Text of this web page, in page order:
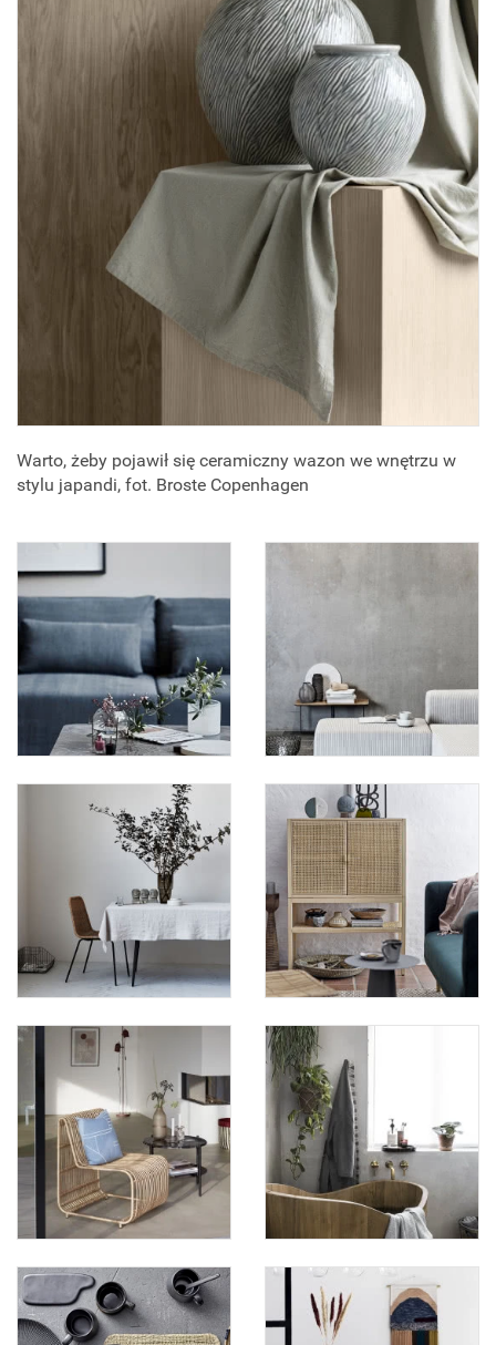
Warto, żeby pojawił się ceramiczny wazon we wnętrzu w
stylu japandi, fot. Broste Copenhagen